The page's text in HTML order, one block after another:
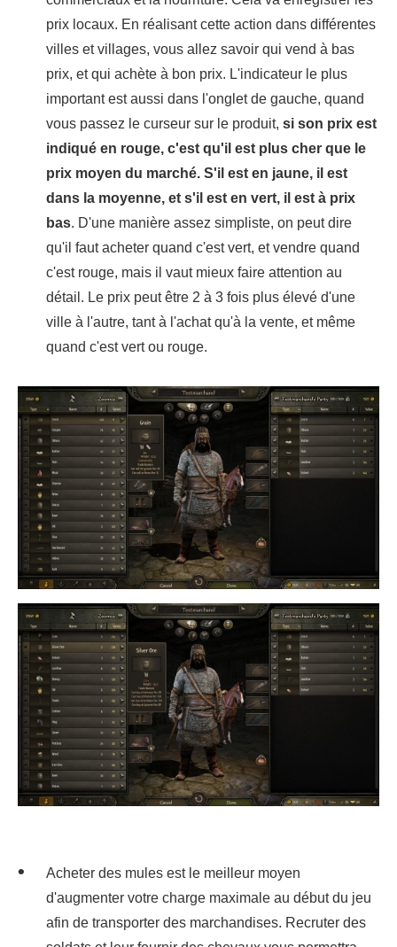
prix locaux. En réalisant cette action dans différentes
villes et villages, vous allez savoir qui vend à bas
prix, et qui achète à bon prix. L'indicateur le plus
important est aussi dans l'onglet de gauche, quand
vous passez le curseur sur le produit, si son prix est
indiqué en rouge, c'est qu'il est plus cher que le
prix moyen du marché. S'il est en jaune, il est
dans la moyenne, et s'il est en vert, il est à prix
bas. D'une manière assez simpliste, on peut dire
qu'il faut acheter quand c'est vert, et vendre quand
c'est rouge, mais il vaut mieux faire attention au
détail. Le prix peut être 2 à 3 fois plus élevé d'une
ville à l'autre, tant à l'achat qu'à la vente, et même
quand c'est vert ou rouge.
Acheter des mules est le meilleur moyen
d'augmenter votre charge maximale au début du jeu
afin de transporter des marchandises. Recruter des